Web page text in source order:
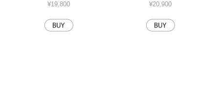
¥19,800
¥20,900